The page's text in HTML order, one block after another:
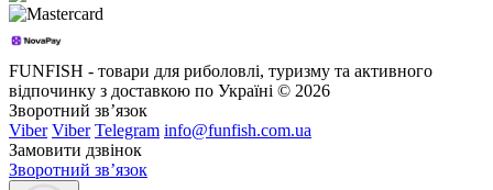
FUNFISH - товари для риболовлі, туризму та активного
відпочинку з доставкою по Україні © 2026
Зворотний зв’язок
Viber Viber Telegram info@funfish.com.ua
Замовити дзвінок
Зворотний зв’язок